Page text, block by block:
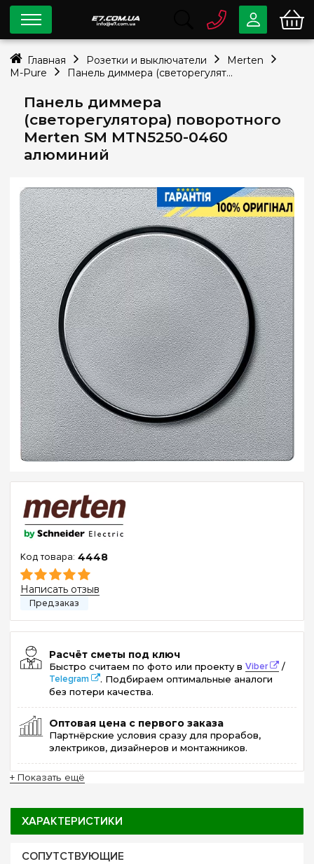
Панель диммера
(светорегулятора) поворотного
Merten SM MTN5250-0460
алюминий
4448
Написать отзыв
Расчёт сметы под ключ
Быстро считаем по фото или проекту в Viber
/
Telegram
. Подбираем оптимальные аналоги
без потери качества.
Оптовая цена с первого заказа
Партнёрские условия сразу для прорабов,
электриков, дизайнеров и монтажников.
+ Показать ещё
ХАРАКТЕРИСТИКИ
СОПУТСТВУЮЩИЕ
0 80033-63-07
info@e7.com.ua
044
Viber Telegram
Главная Розетки и выключатели
Merten
M-Pure
Панель диммера (светорегулятора) поворотного Merten SM MTN5250-0460 алюминий